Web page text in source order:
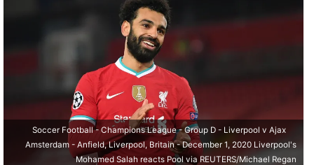
د
ل
ك
Soccer Football - Champions League - Group D - Liverpool v Ajax
Amsterdam - Anfield, Liverpool, Britain - December 1, 2020 Liverpool's
Mohamed Salah reacts Pool via REUTERS/Michael Regan